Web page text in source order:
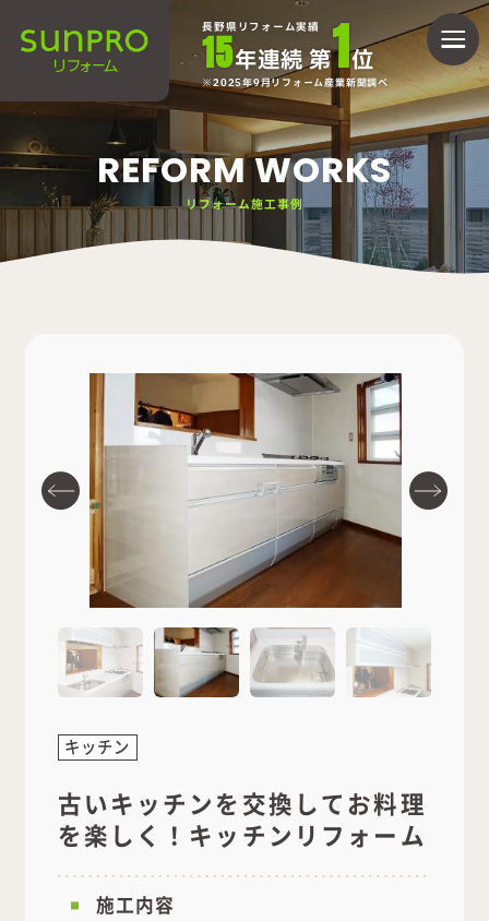
長野県リフォーム実績
15年連続 第1位
2025年9月リフォーム産業新聞調べ
REFORM WORKS
リフォーム施工事例
キッチン
古いキッチンを交換してお料理
を楽しく！キッチンリフォーム
施工内容